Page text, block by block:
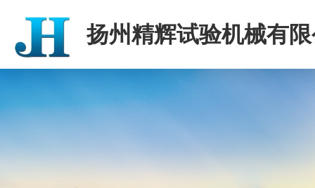
扬州精辉试验机械有